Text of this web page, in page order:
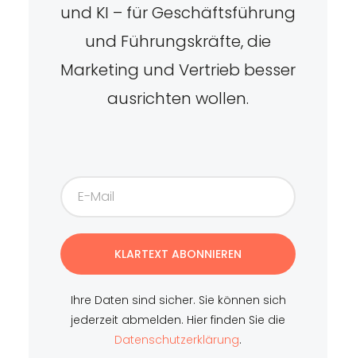
und KI – für Geschäftsführung
und Führungskräfte, die
Marketing und Vertrieb besser
ausrichten wollen.
KLARTEXT ABONNIEREN
Ihre Daten sind sicher. Sie können sich
jederzeit abmelden. Hier finden Sie die
Datenschutzerklärung.